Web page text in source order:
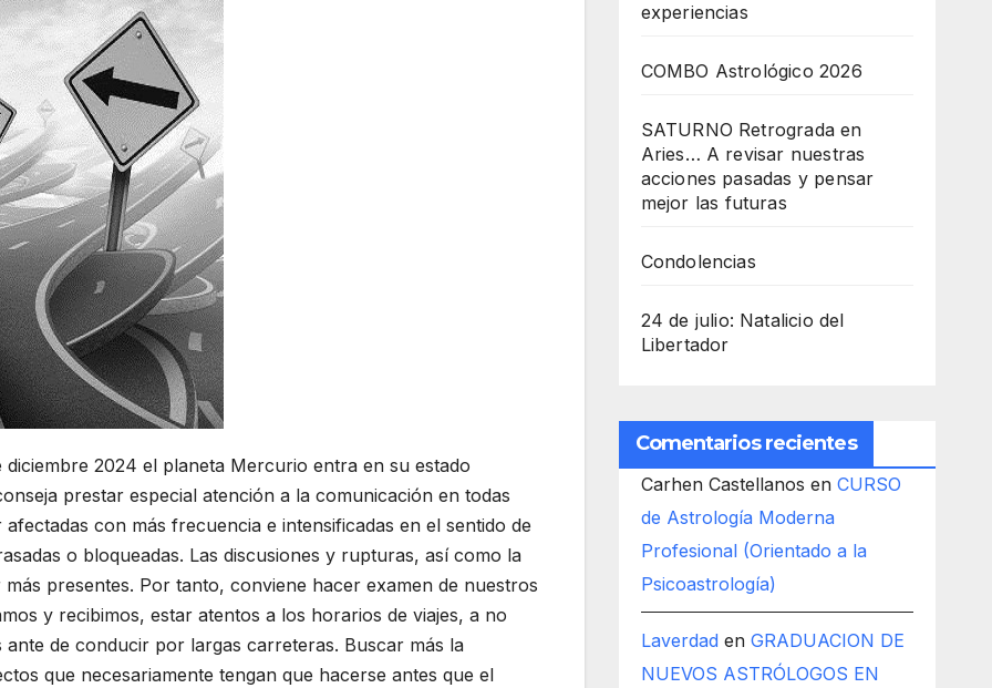
diciembre 2024 el planeta Mercurio entra en su estado
prestar especial atención a la comunicación en todas
con más frecuencia e intensificadas en el sentido de
o bloqueadas. Las discusiones y rupturas, así como la
presentes. Por tanto, conviene hacer examen de nuestros
y recibimos, estar atentos a los horarios de viajes, a no
de conducir por largas carreteras. Buscar más la
que necesariamente tengan que hacerse antes que el
experiencias
COMBO Astrológico 2026
SATURNO Retrograda en
Aries… A revisar nuestras
acciones pasadas y pensar
mejor las futuras
Condolencias
24 de julio: Natalicio del
Libertador
Comentarios recientes
Carhen Castellanos en CURSO
de Astrología Moderna
Profesional (Orientado a la
Psicoastrología)
Laverdad en GRADUACION DE
NUEVOS ASTRÓLOGOS EN